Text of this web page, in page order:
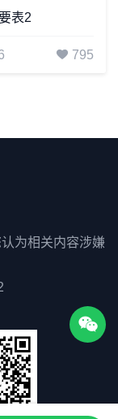
表2
795
为相关内容涉嫌